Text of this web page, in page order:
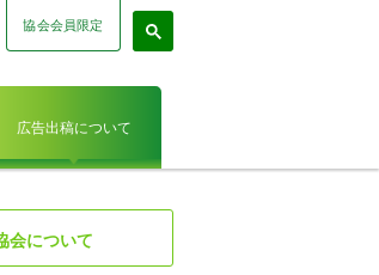
協会会員限定
広告出稿について
会について